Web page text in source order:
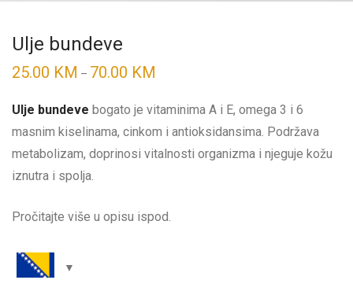
Ulje bundeve
25.00 KM – 70.00 KM
through
70.00 KM
Ulje bundeve bogato je vitaminima A i E, omega 3 i 6
masnim kiselinama, cinkom i antioksidansima. Podržava
metabolizam, doprinosi vitalnosti organizma i njeguje kožu
iznutra i spolja.
Pročitajte više u opisu ispod.